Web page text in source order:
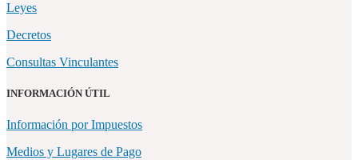
Leyes
Decretos
Consultas Vinculantes
INFORMACIÓN ÚTIL
Información por Impuestos
Medios y Lugares de Pago